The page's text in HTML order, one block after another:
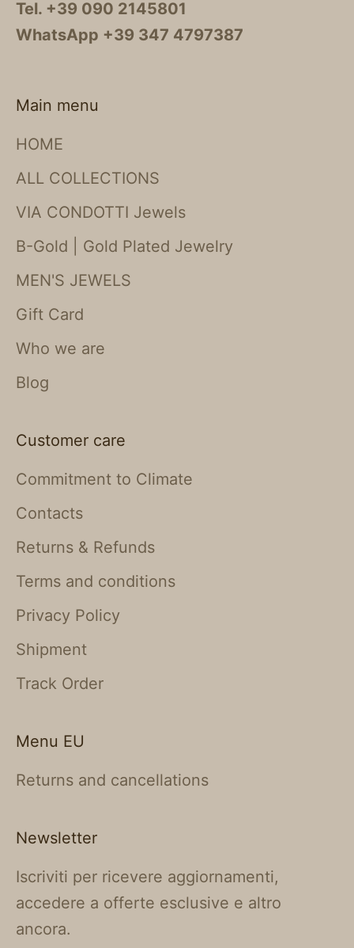
Tel. +39 090 2145801
WhatsApp +39 347 4797387
Main menu
HOME
ALL COLLECTIONS
VIA CONDOTTI Jewels
B-Gold | Gold Plated Jewelry
MEN'S JEWELS
Gift Card
Who we are
Blog
Customer care
Commitment to Climate
Contacts
Returns & Refunds
Terms and conditions
Privacy Policy
Shipment
Track Order
Menu EU
Returns and cancellations
Newsletter
Iscriviti per ricevere aggiornamenti,
accedere a offerte esclusive e altro
ancora.